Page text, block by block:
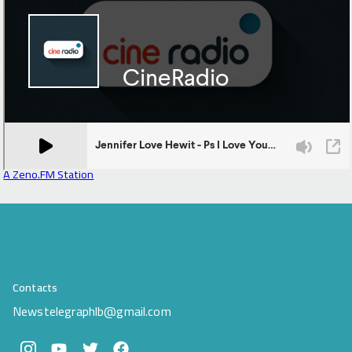
وأسهمت في تقديم صورة مشرقة عن الأردن بوصفه وجهة
للثقافة والإبداع. وأشار إلى أن الدورة شهدت حضوراً جماهيرياً
واسعاً على مختلف المسارح. واستضاف المسرح الجنوبي نخبة
من نجوم الغناء العربي، إلى جانب مشاركة متميزة للفنانين
الأردنيين، فيما احتضن المسرح الشمالي برنامجاً ثقافياً وفنياً
والتراث، بما عكس التنوع الذي ميّز الدورة الأربعين. كما شهدت
الدورة توسعاً في فضاءات العروض باستحداث مسرح الهيبودروم
وقبو زيوس، إلى جانب تعزيز حضور المجتمع المحلي، وتمكين
المرأة، ودعم الحرفيين والأسر المنتجة، بما رسخ البعد التنموي
للمهرجان إلى جانب رسالته الثقافية. وأكد الخضير أن إدارة
مكانة مهرجان جرش بوصفه أحد أهم المهرجانات الثقافية
والفنية في المنطقة. وأعرب عن شكره لرئيس وأعضاء اللجنة
A Zeno.FM Station
Contacts
Newstelegraphlb@gmail.com